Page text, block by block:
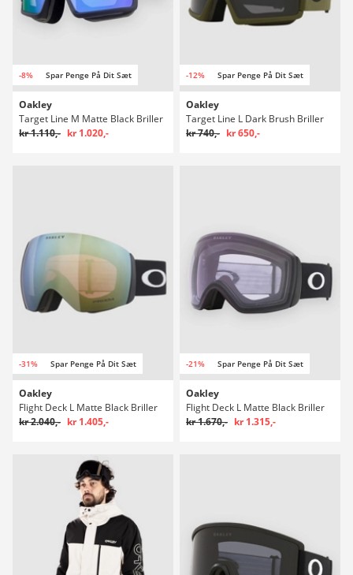
-8% Spar Penge På Dit Sæt
Oakley
Target Line M Matte Black Briller
kr 1.110,- kr 1.020,-
-12% Spar Penge På Dit Sæt
Oakley
Target Line L Dark Brush Briller
kr 740,- kr 650,-
-31% Spar Penge På Dit Sæt
Oakley
Flight Deck L Matte Black Briller
kr 2.040,- kr 1.405,-
-21% Spar Penge På Dit Sæt
Oakley
Flight Deck L Matte Black Briller
kr 1.670,- kr 1.315,-